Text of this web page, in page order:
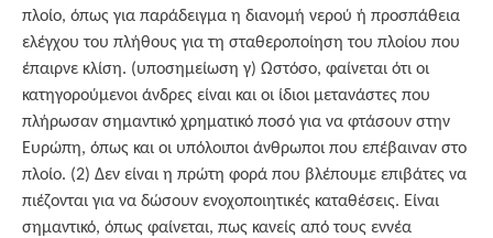
πλοίο, όπως για παράδειγμα η διανομή νερού ή προσπάθεια
ελέγχου του πλήθους για τη σταθεροποίηση του πλοίου που
έπαιρνε κλίση. (υποσημείωση γ) Ωστόσο, φαίνεται ότι οι
κατηγορούμενοι άνδρες είναι και οι ίδιοι μετανάστες που
πλήρωσαν σημαντικό χρηματικό ποσό για να φτάσουν στην
Ευρώπη, όπως και οι υπόλοιποι άνθρωποι που επέβαιναν στο
πλοίο. (2) Δεν είναι η πρώτη φορά που βλέπουμε επιβάτες να
πιέζονται για να δώσουν ενοχοποιητικές καταθέσεις. Είναι
σημαντικό, όπως φαίνεται, πως κανείς από τους εννέα